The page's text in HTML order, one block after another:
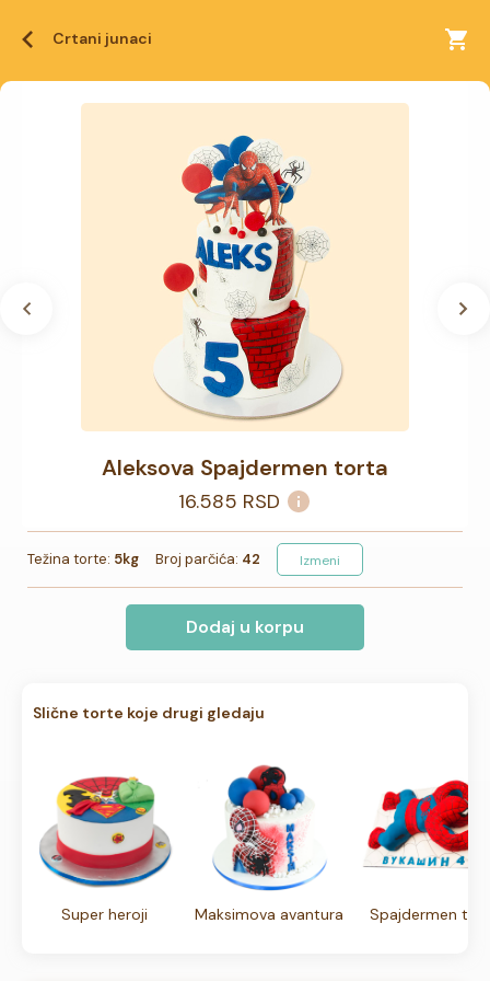
Crtani junaci
Aleksova Spajdermen torta
16.585 RSD
Težina torte: 5kg Broj parčića: 42 Izmeni
Dodaj u korpu
Slične torte koje drugi gledaju
Super heroji Maksimova avantura Spajdermen